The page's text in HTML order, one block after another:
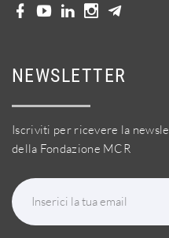
NEWSLETTER
Iscriviti per ricevere la
della Fondazione MCR
Inserici la tua email